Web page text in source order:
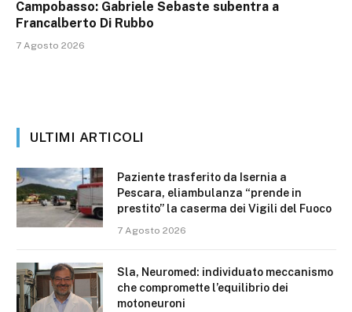
Campobasso: Gabriele Sebaste subentra a
Francalberto Di Rubbo
7 Agosto 2026
ULTIMI ARTICOLI
Paziente trasferito da Isernia a
Pescara, eliambulanza “prende in
prestito” la caserma dei Vigili del Fuoco
7 Agosto 2026
Sla, Neuromed: individuato meccanismo
che compromette l’equilibrio dei
motoneuroni